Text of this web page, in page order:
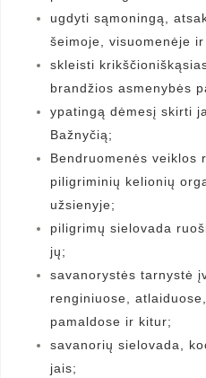
ugdyti sąmoningą,
šeimoje, visuomenėje
skleisti
brandžios asmenybės
ypatingą dėmesį skirti
Bažnyčią;
Bendruomenės veiklos
piligriminių kelionių
užsienyje;
piligrimų sielovada
jų;
savanorystės tarnystė
renginiuose,
pamaldose ir kitur;
savanorių sielovada,
jais;